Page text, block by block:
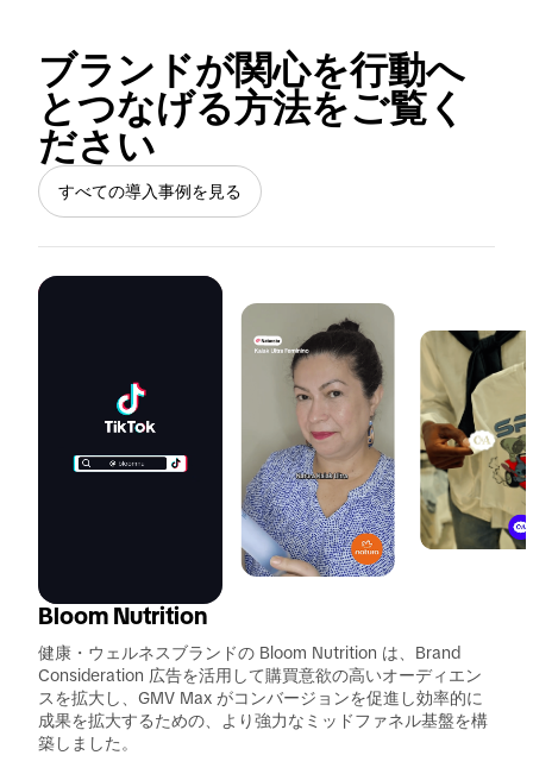
ブランドが関心を行動へ
とつなげる方法をご覧く
ださい
すべての導入事例を見る
Bloom Nutrition
健康・ウェルネスブランドの Bloom Nutrition は、Brand
Consideration 広告を活用して購買意欲の高いオーディエン
スを拡大し、GMV Max がコンバージョンを促進し効率的に
成果を拡大するための、より強力なミッドファネル基盤を構
築しました。
TikTok経由のWebサイトトラフィック増加
購入意向の向上